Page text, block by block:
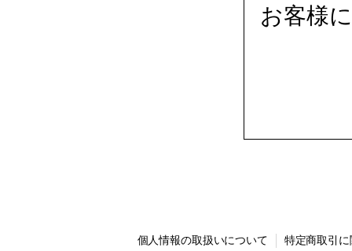
お客様
個人情報の取扱いについて 特定商取引